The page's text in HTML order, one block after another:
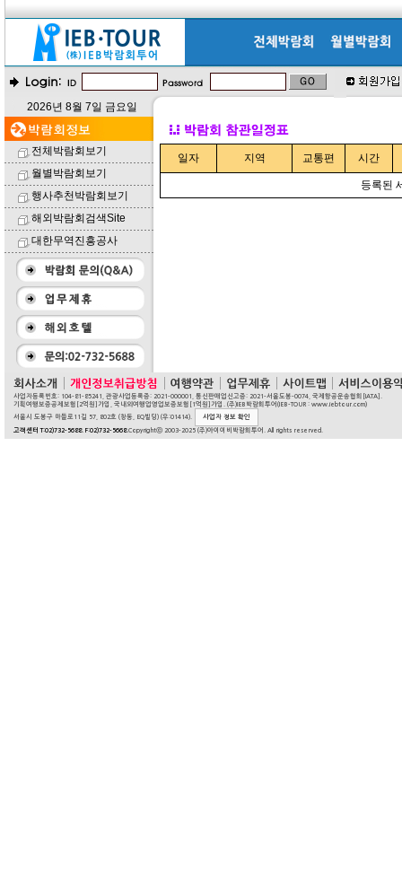
2026년 8월 7일 금요일
전체박람회보기
월별박람회보기
행사추천박람회보기
해외박람회검색Site
대한무역진흥공사
일자 지역 교통편 시간
등록된
사업자등록번호: 104-81-85241, 관광사업등록증: 2021-000001, 통신판매업신고증: 2021-서울도봉-0074, 국제항공운송협회[IATA].
기획여행보증공제보험[2억원]가입, 국내외여행업영업보증보험[1억원]가입. (주)IEB박람회투어(IEB-TOUR : www.iebtour.com)
서울시 도봉구 마들로11길 57, 802호 (창동, EQ빌딩) (우:01414).
사업자 정보 확인
고객센터 T:02)732-5688. F:02)732-5668.Copyrightⓒ 2003-2025 (주)아이이비박람회투어. All rights reserved.